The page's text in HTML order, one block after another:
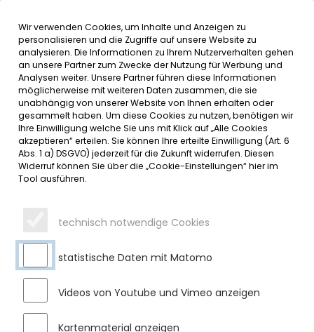
Inhalt der Seite anspringen
Informationen undMENÜ
SERVICE
BESUCH IM RATHAUS
Donnerstag, 19.01.2023
Im Rahmen des Heimat- und Sachunterrichts besuchte die
Er erklärte die verschiedenen Büros, Ämter und
Besprechungsräume. Im Sitzungssaal durften die Kinder auf
den Plätzen der Gemeinderäte Platz nehmen und ihre
vorbereiteten und auch spontane Fragen stellen.
Bei einer abschließenden Partie Kicker oder Billard lernten die
Kinder noch den Jugendtreff kennen. Vielen Dank für diese
anschauliche Unterrichtsstunde in Demokratie und
Wir verwenden Cookies, um Inhalte und Anzeigen zu
personalisieren und die Zugriffe auf unsere Website zu
analysieren. Die Informationen zu Ihrem Nutzerverhalten gehen
an unsere Partner zum Zwecke der Nutzung für Werbung und
Analysen weiter. Unsere Partner führen diese Informationen
möglicherweise mit weiteren Daten zusammen, die sie
unabhängig von unserer Website von Ihnen erhalten oder
gesammelt haben. Um diese Cookies zu nutzen, benötigen wir
Ihre Einwilligung welche Sie uns mit Klick auf „Alle Cookies
akzeptieren“ erteilen. Sie können Ihre erteilte Einwilligung (Art. 6
Abs. 1 a) DSGVO) jederzeit für die Zukunft widerrufen. Diesen
Widerruf können Sie über die „Cookie-Einstellungen“ hier im
Tool ausführen.
technisch notwendige Cookies
statistische Daten mit Matomo
Videos von Youtube und Vimeo anzeigen
Kartenmaterial anzeigen